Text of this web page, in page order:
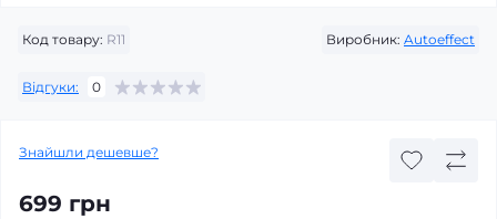
Код товару: R11 Виробник: Autoeffect
Відгуки: 0
Знайшли дешевше?
699 грн